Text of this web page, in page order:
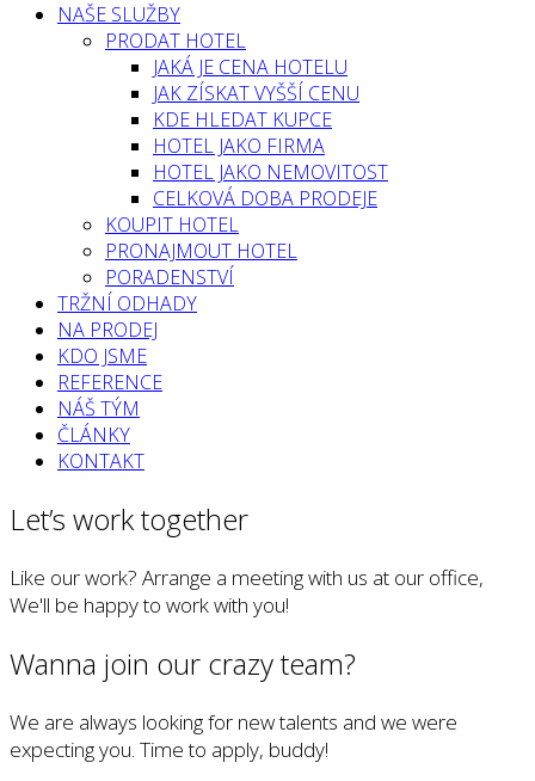
NAŠE SLUŽBY
PRODAT HOTEL
JAKÁ JE CENA HOTELU
JAK ZÍSKAT VYŠŠÍ CENU
KDE HLEDAT KUPCE
HOTEL JAKO FIRMA
HOTEL JAKO NEMOVITOST
CELKOVÁ DOBA PRODEJE
KOUPIT HOTEL
PRONAJMOUT HOTEL
PORADENSTVÍ
TRŽNÍ ODHADY
NA PRODEJ
KDO JSME
REFERENCE
NÁŠ TÝM
ČLÁNKY
KONTAKT
Let’s work together
Like our work? Arrange a meeting with us at our office,
We'll be happy to work with you!
Wanna join our crazy team?
We are always looking for new talents and we were
expecting you. Time to apply, buddy!